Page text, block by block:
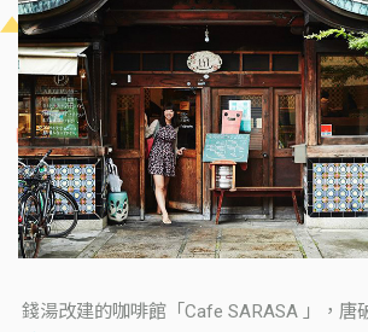
錢湯改建的咖啡館「Cafe SARASA 」，唐